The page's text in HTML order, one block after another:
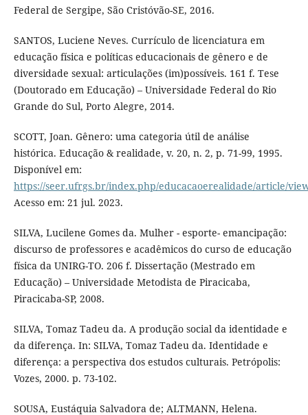
Federal de Sergipe, São Cristóvão-SE, 2016.
SANTOS, Luciene Neves. Currículo de licenciatura em
educação física e políticas educacionais de gênero e de
diversidade sexual: articulações (im)possíveis. 161 f. Tese
(Doutorado em Educação) – Universidade Federal do Rio
Grande do Sul, Porto Alegre, 2014.
SCOTT, Joan. Gênero: uma categoria útil de análise
histórica. Educação & realidade, v. 20, n. 2, p. 71-99, 1995.
Disponível em:
https://seer.ufrgs.br/index.php/educacaoerealidade/article/
Acesso em: 21 jul. 2023.
SILVA, Lucilene Gomes da. Mulher - esporte- emancipação:
discurso de professores e acadêmicos do curso de educação
física da UNIRG-TO. 206 f. Dissertação (Mestrado em
Educação) – Universidade Metodista de Piracicaba,
Piracicaba-SP, 2008.
SILVA, Tomaz Tadeu da. A produção social da identidade e
da diferença. In: SILVA, Tomaz Tadeu da. Identidade e
diferença: a perspectiva dos estudos culturais. Petrópolis:
Vozes, 2000. p. 73-102.
SOUSA, Eustáquia Salvadora de; ALTMANN, Helena.